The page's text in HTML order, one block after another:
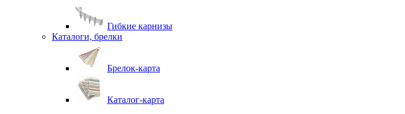
Гибкие карнизы
Каталоги, брелки
Брелок-карта
Каталог-карта